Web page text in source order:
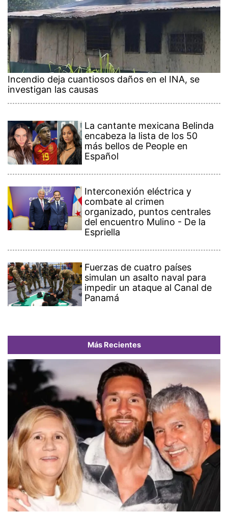
Incendio deja cuantiosos daños en el INA, se
investigan las causas
La cantante mexicana Belinda
encabeza la lista de los 50
más bellos de People en
Español
Interconexión eléctrica y
combate al crimen
organizado, puntos centrales
del encuentro Mulino - De la
Espriella
Fuerzas de cuatro países
simulan un asalto naval para
impedir un ataque al Canal de
Panamá
Más Recientes